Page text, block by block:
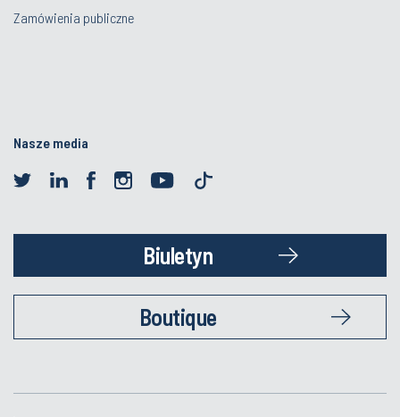
Zamówienia publiczne
Nasze media
Biuletyn
Boutique